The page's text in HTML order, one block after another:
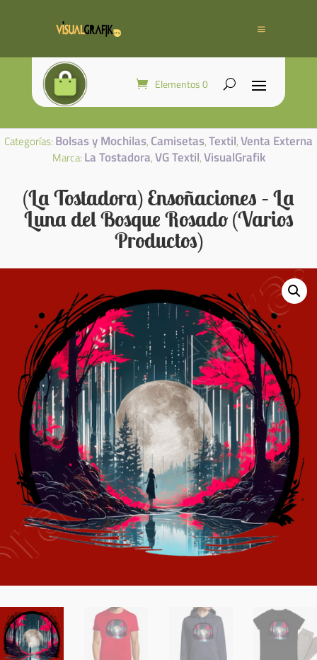
Elementos 0
Categorías: Bolsas y Mochilas, Camisetas,Textil,Venta Externa
Marca: La Tostadora,VG Textil,VisualGrafik
(La Tostadora) Ensoñaciones – La
Luna del Bosque Rosado (Varios
Productos)